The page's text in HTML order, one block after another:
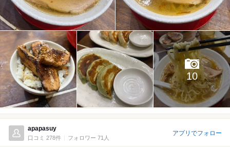
10
apapasuy
口コミ 278件 フォロワー 71人
アプリでフォロー